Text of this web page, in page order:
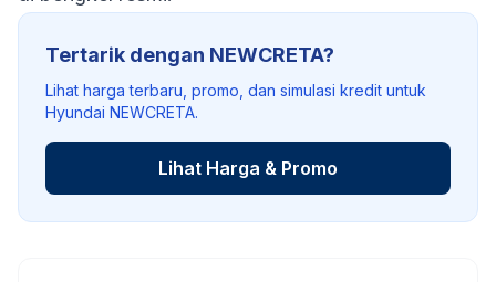
Tertarik dengan NEWCRETA?
Lihat harga terbaru, promo, dan simulasi kredit untuk
Hyundai NEWCRETA.
Lihat Harga & Promo